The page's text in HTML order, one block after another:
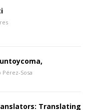
Pérez-Sosa
Translating